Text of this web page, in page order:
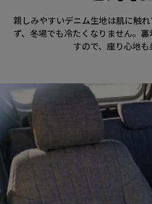
親しみやすいデニム生地は肌に触
ず、冬場でも冷たくなりません。
すので、座り心地も